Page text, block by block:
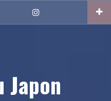
Japon